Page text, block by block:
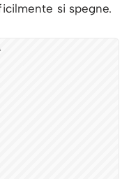
si spegne.